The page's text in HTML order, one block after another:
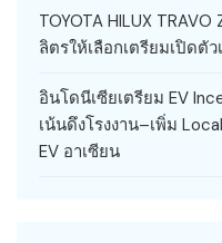
TOYOTA HILUX
ลิตรให้เลือกเตรียมเปิดตัว
อินโดนีเซียเตรียม EV
เน้นดึงโรงงาน–เพิ่ม
EV อาเซียน